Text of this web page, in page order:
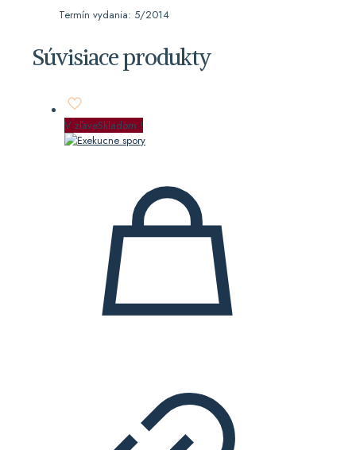
Termín vydania: 5/2014
Súvisiace produkty
V zľaveSkladom !